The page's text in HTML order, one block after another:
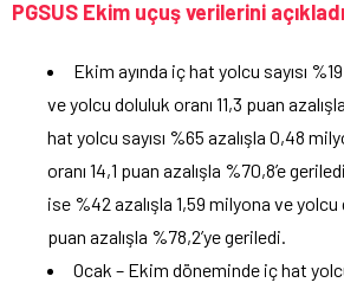
PGSUS Ekim uçuş verilerini açıkladı
Ekim ayında iç hat yolcu sayısı
ve yolcu doluluk oranı 11,3 puan
hat yolcu sayısı %65 azalışla 0,48
oranı 14,1 puan azalışla %70,8’e
ise %42 azalışla 1,59 milyona ve yolcu
puan azalışla %78,2’ye geriledi.
Ocak – Ekim döneminde iç hat